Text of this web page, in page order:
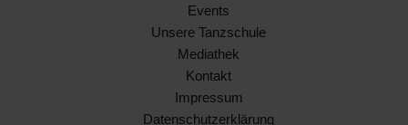
Events
Unsere Tanzschule
Mediathek
Kontakt
Impressum
Datenschutzerklärung